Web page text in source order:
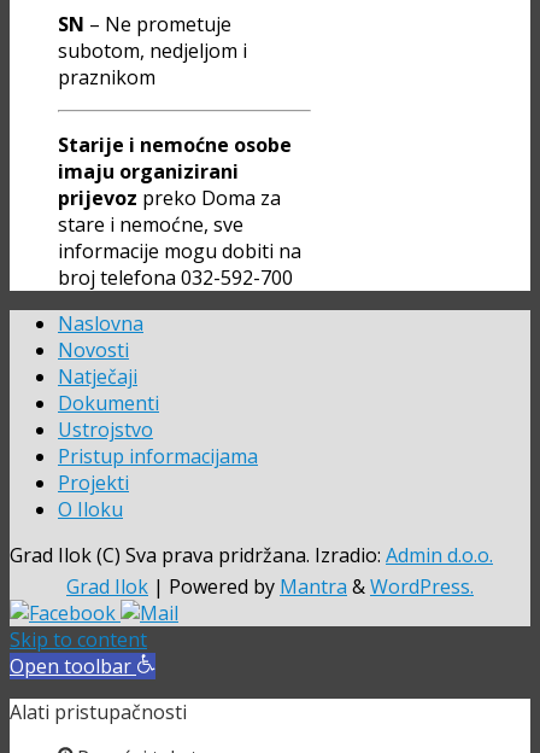
SN – Ne prometuje
subotom, nedjeljom i
praznikom
Starije i nemoćne osobe
imaju organizirani
prijevoz preko Doma za
stare i nemoćne, sve
informacije mogu dobiti na
broj telefona 032-592-700
Naslovna
Novosti
Natječaji
Dokumenti
Ustrojstvo
Pristup informacijama
Projekti
O Iloku
Grad Ilok (C) Sva prava pridržana. Izradio: Admin d.o.o.
Grad Ilok | Powered by Mantra &WordPress.
Skip to content
Open toolbar
Alati pristupačnosti